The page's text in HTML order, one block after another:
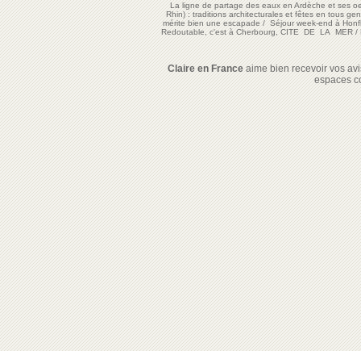
La ligne de partage des eaux en Ardèche et ses
Rhin) : traditions architecturales et fêtes en tous
mérite bien une escapade/Séjour week-end à
Redoutable, c'est à Cherbourg, CITE DE LA MER/
Claire en Franceaime bien recevoir vos
espaces